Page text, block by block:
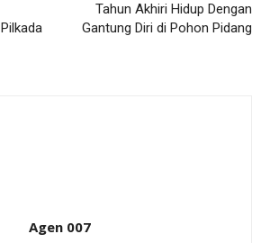
Tahun Akhiri Hidup Dengan
Gantung Diri di Pohon Pidang
Agen 007